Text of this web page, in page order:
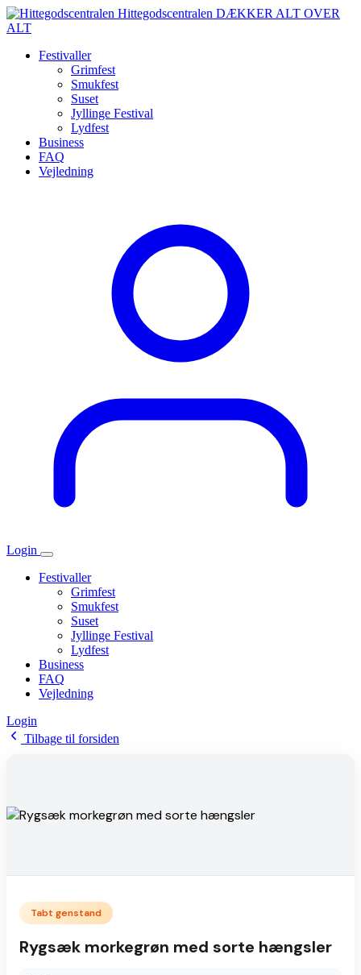
Spring
til
Hittegodscentralen DÆKKER ALT OVER
ALT
Festivaller
Grimfest
Smukfest
Suset
Jyllinge Festival
Lydfest
Business
FAQ
Vejledning
Login
Festivaller
Grimfest
Smukfest
Suset
Jyllinge Festival
Lydfest
Business
FAQ
Vejledning
Login
Tilbage til forsiden
Tabt genstand
Rygsæk morkegrøn med sorte hængsler